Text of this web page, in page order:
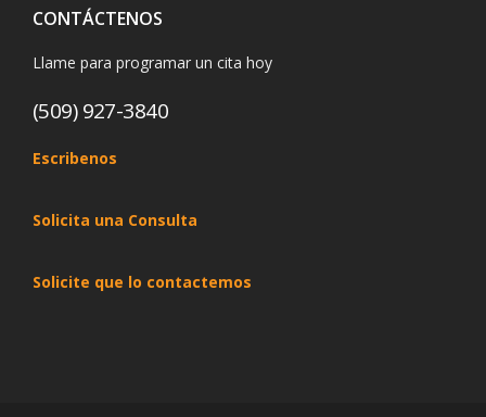
CONTÁCTENOS
Llame para programar un cita hoy
(509) 927-3840
Escribenos
Solicita una Consulta
Solicite que lo contactemos